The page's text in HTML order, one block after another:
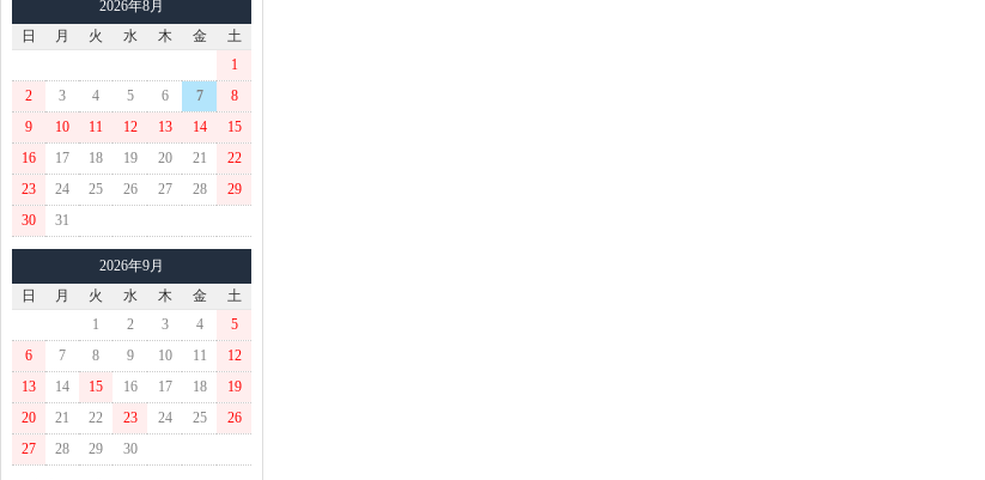
2026年8月
日
月 火 水 木 金
土
1
2
3 4 5 6 7
8
9
10 11 12 13 14
15
16
17 18 19 20 21
22
23
24 25 26 27 28
29
30
31
2026年9月
日
月 火 水 木 金
土
1
2 3 4
5
6
7 8 9 10 11
12
13
14 15 16 17 18
19
20
21 22 23 24 25
26
27
28 29 30